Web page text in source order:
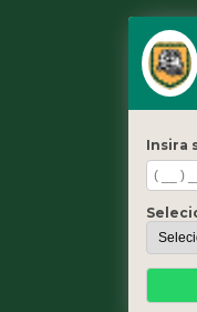
Insira